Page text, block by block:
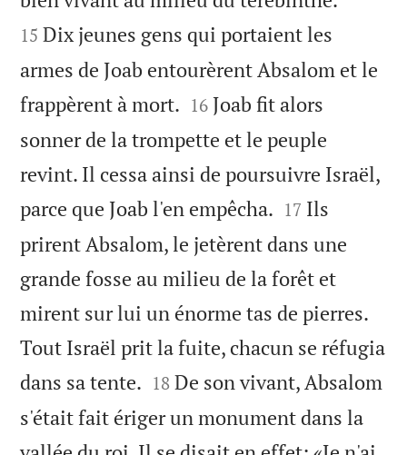
15 Dix jeunes gens qui portaient les
armes de Joab entourèrent Absalom et le
frappèrent à mort. 

16 Joab fit alors
sonner de la trompette et le peuple
revint. Il cessa ainsi de poursuivre Israël,
parce que Joab l'en empêcha. 

17 Ils
prirent Absalom, le jetèrent dans une
grande fosse au milieu de la forêt et
mirent sur lui un énorme tas de pierres.
Tout Israël prit la fuite, chacun se réfugia
dans sa tente. 

18 De son vivant, Absalom
s'était fait ériger un monument dans la